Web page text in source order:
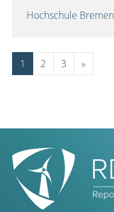
Hochschule Bremen
1 2 3 »